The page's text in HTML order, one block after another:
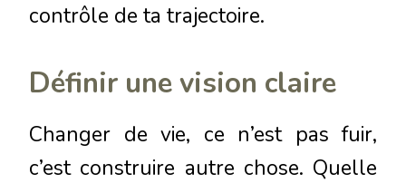
contrôle de ta trajectoire.
Définir une vision claire
Changer de vie, ce n’est pas fuir,
c’est construire autre chose. Quelle